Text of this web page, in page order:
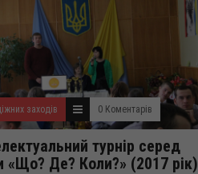
заходів 0 Коментарів
турнір серед
із гри «Що? Де? Коли?» (2017 рік)